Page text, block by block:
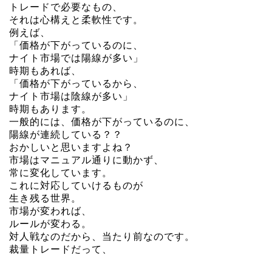
トレードで必要なもの、
それは心構えと柔軟性です。
例えば、
「価格が下がっているのに、
ナイト市場では陽線が多い」
時期もあれば、
「価格が下がっているから、
ナイト市場は陰線が多い」
時期もあります。
一般的には、価格が下がっているのに、
陽線が連続している？？
おかしいと思いますよね？
市場はマニュアル通りに動かず、
常に変化しています。
これに対応していけるものが
生き残る世界。
市場が変われば、
ルールが変わる。
対人戦なのだから、当たり前なのです。
裁量トレードだって、